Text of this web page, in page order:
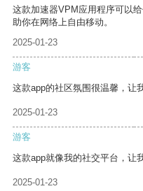
这款加速器VPM应用程序可以
助你在网络上自由移动。
2025-01-23
游客
这款app的社区氛围很温馨，让
2025-01-23
游客
这款app就像我的社交平台，让
2025-01-23